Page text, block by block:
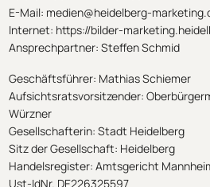
E-Mail: medien@heidelberg-
Internet: https://bilder-
Ansprechpartner: Steffen Schmid
Geschäftsführer: Mathias Schiemer
Aufsichtsratsvorsitzender:
Würzner
Gesellschafterin: Stadt Heidelberg
Sitz der Gesellschaft: Heidelberg
Handelsregister: Amtsgericht
Ust-IdNr. DE226325597